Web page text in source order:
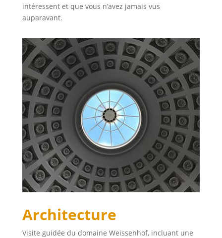
intéressent et que vous n’avez jamais vus
auparavant.
Architecture
Visite guidée du domaine Weissenhof, incluant une